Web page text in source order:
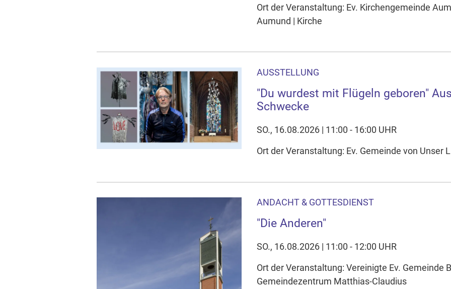
Ort der Veranstaltung: Ev. Kirchengemeinde
Aumund | Kirche
AUSSTELLUNG
"Du wurdest mit Flügeln geboren"
Schwecke
SO., 16.08.2026 | 11:00 - 16:00 UHR
Ort der Veranstaltung: Ev. Gemeinde von Unser
ANDACHT & GOTTESDIENST
"Die Anderen"
SO., 16.08.2026 | 11:00 - 12:00 UHR
Ort der Veranstaltung: Vereinigte Ev. Gemeinde
Gemeindezentrum Matthias-Claudius